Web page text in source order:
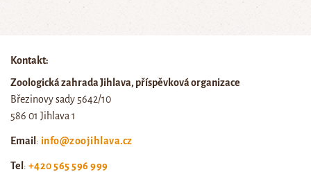
Kontakt:
Zoologická zahrada Jihlava, příspěvková organizace
Březinovy sady 5642/10
586 01 Jihlava 1
Email : info@zoojihlava.cz
Tel : +420 565 596 999